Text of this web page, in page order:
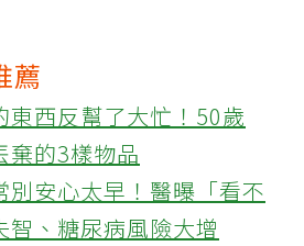
薦
東西反幫了大忙！50歲
棄的3樣物品
別安心太早！醫曝「看不
智、糖尿病風險大增